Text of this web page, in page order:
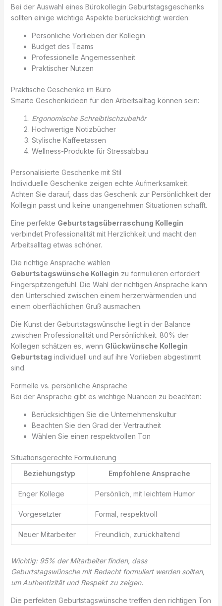
Bei der Auswahl eines Bürokollegin Geburtstagsgeschenks
sollten einige wichtige Aspekte berücksichtigt werden:
Persönliche Vorlieben der Kollegin
Budget des Teams
Professionelle Angemessenheit
Praktischer Nutzen
Praktische Geschenke im Büro
Smarte Geschenkideen für den Arbeitsalltag können sein:
Ergonomische Schreibtischzubehör
Hochwertige Notizbücher
Stylische Kaffeetassen
Wellness-Produkte für Stressabbau
Personalisierte Geschenke mit Stil
Individuelle Geschenke zeigen echte Aufmerksamkeit.
Achten Sie darauf, dass das Geschenk zur Persönlichkeit der
Kollegin passt und keine unangenehmen Situationen schafft.
Eine perfekte Geburtstagsüberraschung Kollegin
verbindet Professionalität mit Herzlichkeit und macht den
Arbeitsalltag etwas schöner.
Die richtige Ansprache wählen
Geburtstagswünsche Kollegin zu formulieren erfordert
Fingerspitzengefühl. Die Wahl der richtigen Ansprache kann
den Unterschied zwischen einem herzerwärmenden und
einem oberflächlichen Gruß ausmachen.
Die Kunst der Geburtstagswünsche liegt in der Balance
zwischen Professionalität und Persönlichkeit. 80% der
Kollegen schätzen es, wenn Glückwünsche Kollegin
Geburtstag individuell und auf ihre Vorlieben abgestimmt
sind.
Formelle vs. persönliche Ansprache
Bei der Ansprache gibt es wichtige Nuancen zu beachten:
Berücksichtigen Sie die Unternehmenskultur
Beachten Sie den Grad der Vertrautheit
Wählen Sie einen respektvollen Ton
Situationsgerechte Formulierung
Beziehungstyp
Empfohlene Ansprache
Enger Kollege Persönlich, mit leichtem Humor
Vorgesetzter Formal, respektvoll
Neuer Mitarbeiter Freundlich, zurückhaltend
Wichtig: 95% der Mitarbeiter finden, dass
Geburtstagswünsche mit Bedacht formuliert werden sollten,
um Authentizität und Respekt zu zeigen.
Die perfekten Geburtstagswünsche treffen den richtigen Ton